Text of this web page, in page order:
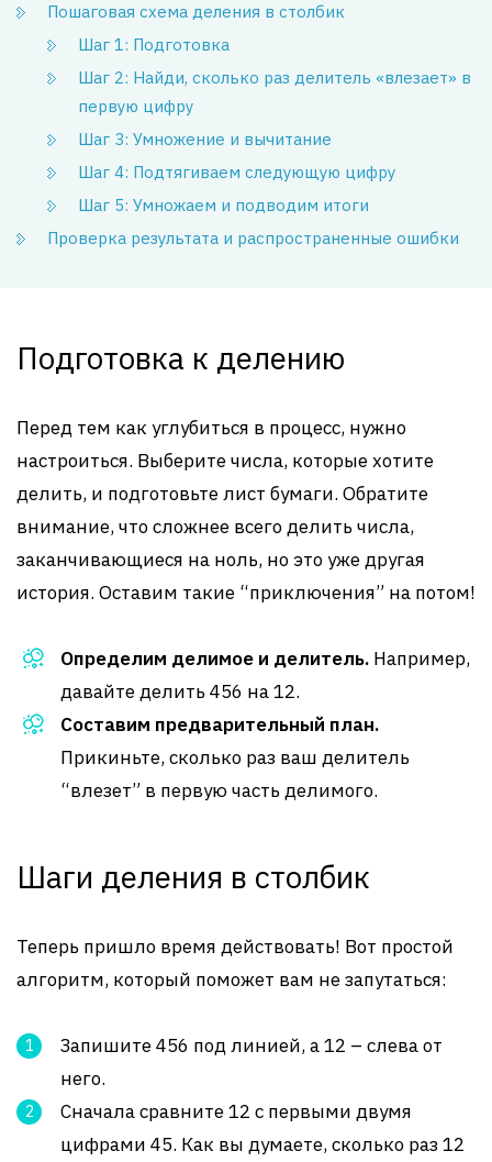
Пошаговая схема деления в столбик
Шаг 1: Подготовка
Шаг 2: Найди, сколько раз делитель «влезает» в
первую цифру
Шаг 3: Умножение и вычитание
Шаг 4: Подтягиваем следующую цифру
Шаг 5: Умножаем и подводим итоги
Проверка результата и распространенные ошибки
Подготовка к делению
Перед тем как углубиться в процесс, нужно
настроиться. Выберите числа, которые хотите
делить, и подготовьте лист бумаги. Обратите
внимание, что сложнее всего делить числа,
заканчивающиеся на ноль, но это уже другая
история. Оставим такие “приключения” на потом!
Определим делимое и делитель. Например,
давайте делить 456 на 12.
Составим предварительный план.
Прикиньте, сколько раз ваш делитель
“влезет” в первую часть делимого.
Шаги деления в столбик
Теперь пришло время действовать! Вот простой
алгоритм, который поможет вам не запутаться:
Запишите 456 под линией, а 12 – слева от
него.
Сначала сравните 12 с первыми двумя
цифрами 45. Как вы думаете, сколько раз 12